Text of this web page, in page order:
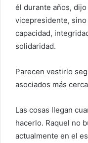
él durante años,
vicepresidente,
capacidad,
solidaridad.
Parecen vestirlo
asociados más
Las cosas llegan
hacerlo. Raquel no
actualmente en el